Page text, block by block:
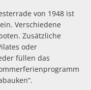
von 1948 ist
Verschiedene
Zusätzliche
oder
füllen das